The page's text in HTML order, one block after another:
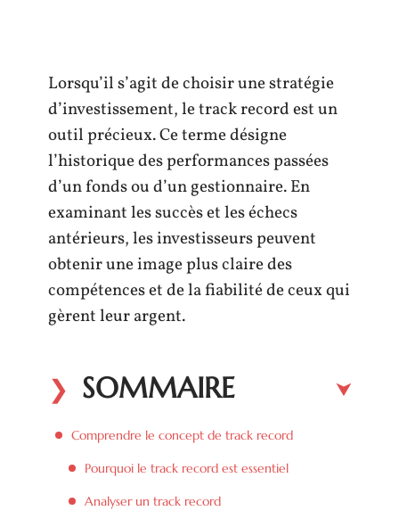
Lorsqu’il s’agit de choisir une stratégie
d’investissement, le track record est un
outil précieux. Ce terme désigne
l’historique des performances passées
d’un fonds ou d’un gestionnaire. En
examinant les succès et les échecs
antérieurs, les investisseurs peuvent
obtenir une image plus claire des
compétences et de la fiabilité de ceux qui
gèrent leur argent.
SOMMAIRE
Comprendre le concept de track record
Pourquoi le track record est essentiel
Analyser un track record